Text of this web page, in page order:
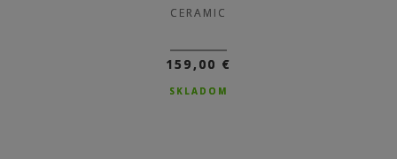
CERAMIC
159,00 €
SKLADOM
CERAMIC
159,00 €
SKLADOM